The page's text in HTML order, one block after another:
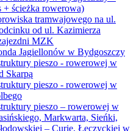
+ ścieżka rowerowa)
tramwajowego na ul.
od ul. Kazimierza
MZK
Jagiellonów w Bydgoszczy
pieszo - rowerowej w
Skarpą
pieszo - rowerowej w
pieszo – rowerowej w
Markwarta, Sieńki,
– Curie, Łęczyckiej w